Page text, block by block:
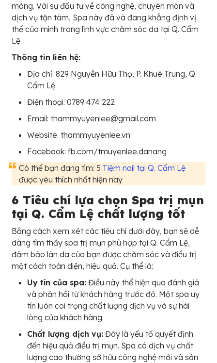
màng. Với sự đầu tư về công nghệ, chuyên môn và
dịch vụ tận tâm, Spa này đã và đang khẳng định vị
thế của mình trong lĩnh vực chăm sóc da tại Q. Cẩm
Lệ.
Thông tin liên hệ:
Địa chỉ: 829 Nguyễn Hữu Thọ, P. Khuê Trung, Q.
Cẩm Lệ
Điện thoại: 0789 474 222
Email: thammyuyenlee@gmail.com
Website: thammyuyenlee.vn
Facebook: fb.com/tmuyenlee.danang
Có thể bạn đang tìm: 5 Tiệm nail tại Q. Cẩm Lệ
được yêu thích nhất hiện nay
6 Tiêu chí lựa chọn Spa trị mụn
tại Q. Cẩm Lệ chất lượng tốt
Bằng cách xem xét các tiêu chí dưới đây, bạn sẽ dễ
dàng tìm thấy spa trị mụn phù hợp tại Q. Cẩm Lệ,
đảm bảo làn da của bạn được chăm sóc và điều trị
một cách toàn diện, hiệu quả. Cụ thể là:
Uy tín của spa: Điều này thể hiện qua đánh giá
và phản hồi từ khách hàng trước đó. Một spa uy
tín luôn coi trọng chất lượng dịch vụ và sự hài
lòng của khách hàng.
Chất lượng dịch vụ: Đây là yếu tố quyết định
đến hiệu quả điều trị mụn. Spa có dịch vụ chất
lượng cao thường sở hữu công nghệ mới và sản